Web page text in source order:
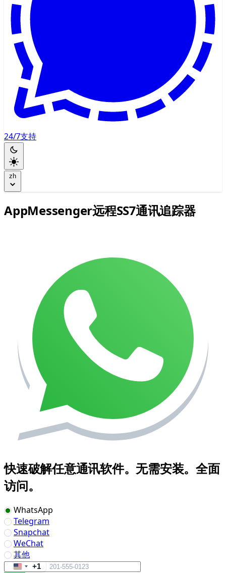
24/7支持
zh
AppMessenger远程SS7通讯追踪器
快速破解任意通讯软件。无需安装。全面
访问。
WhatsApp
Telegram
Snapchat
WeChat
其他
United
+1